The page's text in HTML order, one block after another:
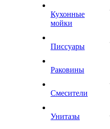
Кухонные
мойки
Писсуары
Раковины
Смесители
Унитазы